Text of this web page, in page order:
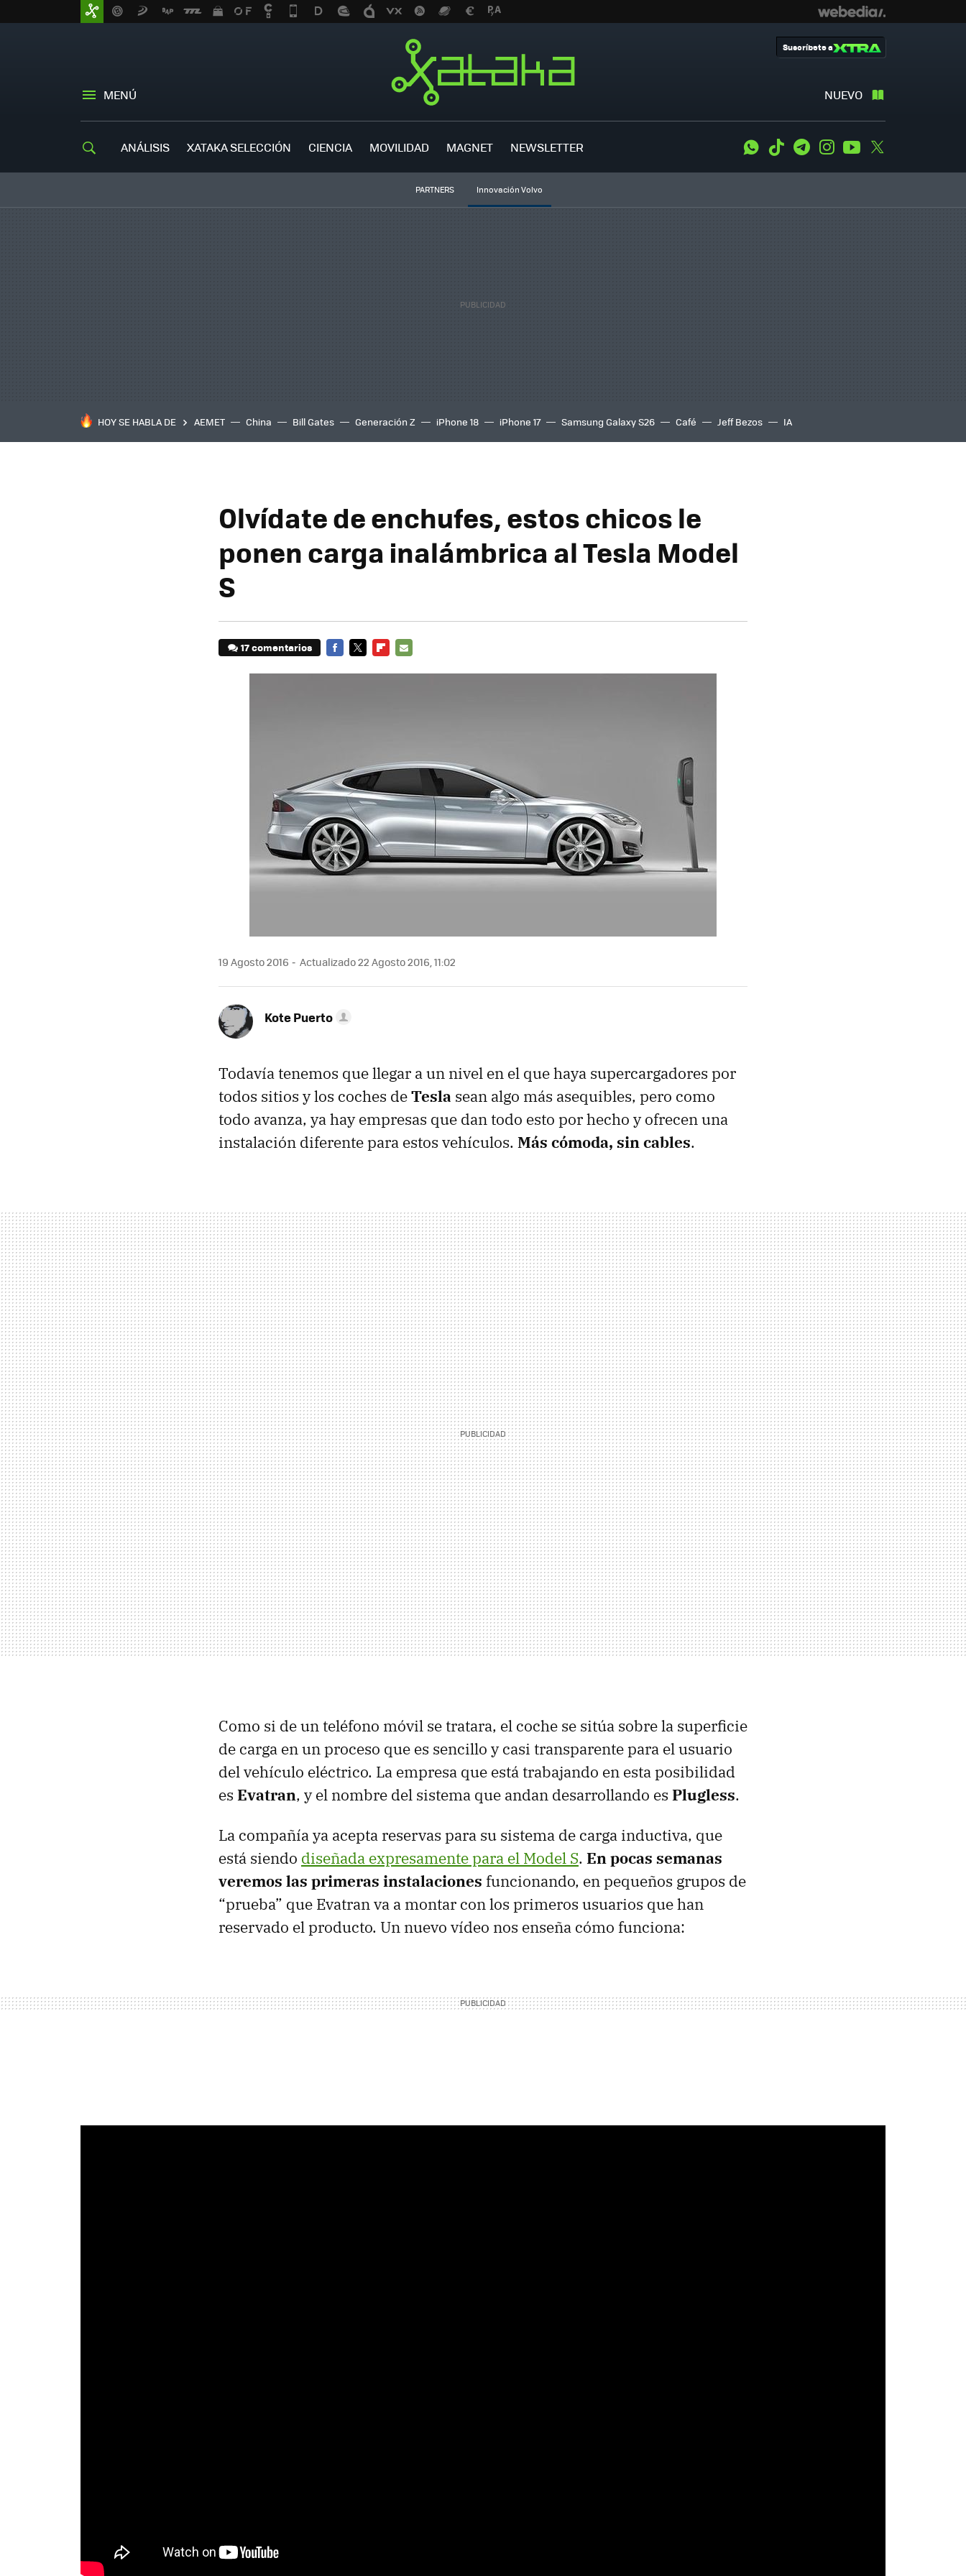
MENÚ NUEVO
Suscríbete a
ANÁLISIS XATAKA SELECCIÓN CIENCIA MOVILIDAD MAGNET NEWSLETTER WhatsApp
Tiktok TelegramInstagramYoutube
PARTNERS Innovación Volvo
HOY SE HABLA DE AEMET China Bill Gates Generación Z iPhone 18 iPhone 17 Samsung Galaxy S26 Café Jeff Bezos IA
Olvídate de enchufes, estos chicos le
ponen carga inalámbrica al Tesla Model
S
17 comentarios
19 Agosto 2016 Actualizado 22 Agosto 2016, 11:02
Kote Puerto
Todavía tenemos que llegar a un nivel en el que haya supercargadores por
todos sitios y los coches deTesla sean algo más asequibles, pero como
todo avanza, ya hay empresas que dan todo esto por hecho y ofrecen una
instalación diferente para estos vehículos. Más cómoda, sin cables.
Como si de un teléfono móvil se tratara, el coche se sitúa sobre la superficie
de carga en un proceso que es sencillo y casi transparente para el usuario
del vehículo eléctrico. La empresa que está trabajando en esta posibilidad
es Evatran, y el nombre del sistema que andan desarrollando es Plugless.
La compañía ya acepta reservas para su sistema de carga inductiva, que
está siendo diseñada expresamente para el Model S. En pocas semanas
veremos las primeras instalaciones funcionando, en pequeños grupos de
“prueba” que Evatran va a montar con los primeros usuarios que han
reservado el producto. Un nuevo vídeo nos enseña cómo funciona: